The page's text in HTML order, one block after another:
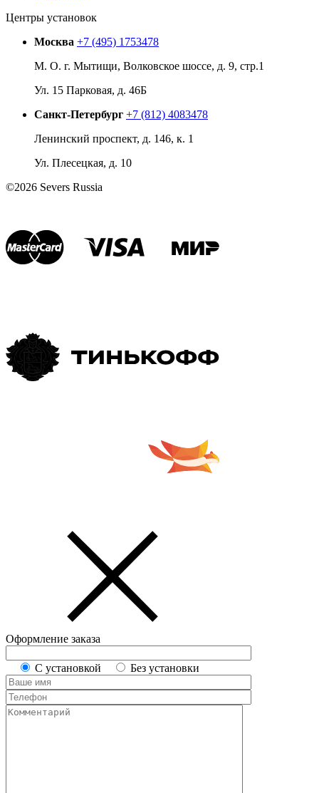
Центры установок
Москва +7 (495) 1753478
М. О. г. Мытищи, Волковское шоссе, д. 9, стр.1
Ул. 15 Парковая, д. 46Б
Санкт-Петербург +7 (812) 4083478
Ленинский проспект, д. 146, к. 1
Ул. Плесецкая, д. 10
©2026 Severs Russia
Оформление заказа
С установкой Без установки